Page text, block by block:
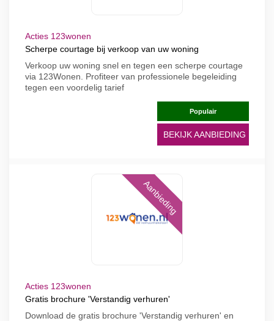
Acties 123wonen
Scherpe courtage bij verkoop van uw woning
Verkoop uw woning snel en tegen een scherpe courtage
via 123Wonen. Profiteer van professionele begeleiding
tegen een voordelig tarief
Populair
BEKIJK AANBIEDING
Aanbieding
Acties 123wonen
Gratis brochure 'Verstandig verhuren'
Download de gratis brochure 'Verstandig verhuren' en